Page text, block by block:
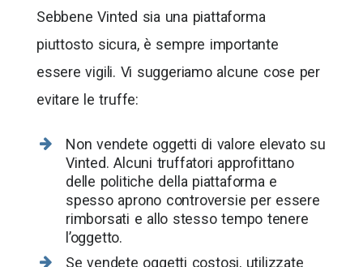
Sebbene Vinted sia una piattaforma
piuttosto sicura, è sempre importante
essere vigili. Vi suggeriamo alcune cose per
evitare le truffe:
Non vendete oggetti di valore elevato su
Vinted. Alcuni truffatori approfittano
delle politiche della piattaforma e
spesso aprono controversie per essere
rimborsati e allo stesso tempo tenere
l’oggetto.
Se vendete oggetti costosi, utilizzate